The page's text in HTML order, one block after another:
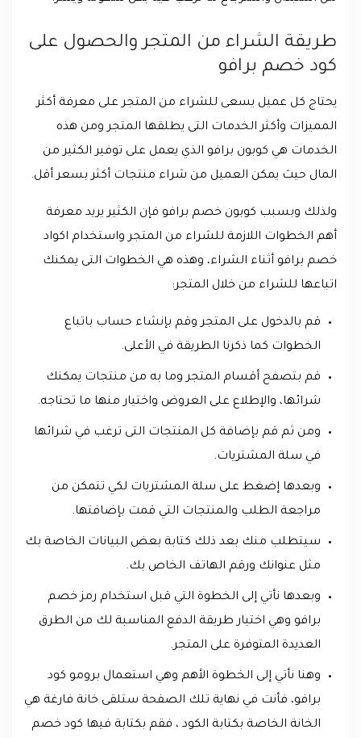
طريقة الشراء من المتجر والحصول على
كود خصم برافو
يحتاج كل عميل يسعى للشراء من المتجر على معرفة أكثر
المميزات وأكثر الخدمات التى يطلقها المتجر ومن هذه
الخدمات هي كوبون برافو الذي يعمل على توفير الكثير من
المال حيث يمكن العميل من شراء منتجات أكثر بسعر أقل.
ولذلك وبسبب كوبون خصم برافو فإن الكثير يريد معرفة
أهم الخطوات اللازمة للشراء من المتجر واستخدام اكواد
خصم برافو أثناء الشراء، وهذه هي الخطوات التى يمكنك
اتباعها للشراء من خلال المتجر:
قم بالدخول على المتجر وقم بإنشاء حساب باتباع
الخطوات كما ذكرنا الطريقة في الأعلى.
قم بتصفح أقسام المتجر وما به من منتجات يمكنك
شرائها، والإطلاع على العروض واختيار منها ما تحتاجه.
ومن ثم قم بإضافة كل المنتجات التى ترغب في شرائها
في سلة المشتريات.
وبعدها إضغط على سلة المشتريات لكي تتمكن من
مراجعة الطلب والمنتجات التي قمت بإضافتها.
سيتطلب منك بعد ذلك كتابة بعض البيانات الخاصة بك
مثل عنوانك ورقم الهاتف الخاص بك.
وبعدها نأتي إلى الخطوة التي قبل استخدام رمز خصم
برافو وهي اختيار طريقة الدفع المناسبة لك من الطرق
العديدة المتوفرة على المتجر.
وهنا نأتي إلى الخطوة الأهم وهي استعمال برومو كود
برافو، فأنت في نهاية تلك الصفحة ستلقى خانة فارغة هي
الخانة الخاصة بكتابة الكود ، فقم بكتابة فيها كود خصم